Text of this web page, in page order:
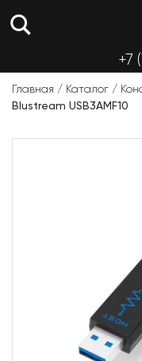
+7
Главная / Каталог /
Blustream USB3AMF10